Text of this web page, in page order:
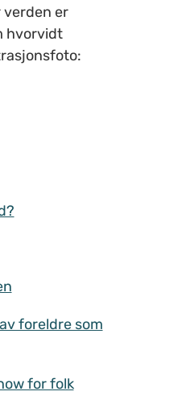
verden er
hvorvidt
foreldre som
for folk